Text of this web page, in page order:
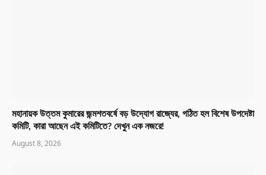
মহানায়ক উত্তম কুমারের জন্মশতবর্ষে বড় উদ্যোগ রাজ্যের, গঠিত হল বিশেষ উপদেষ্টা
কমিটি, কারা আছেন এই কমিটিতে? দেখুন এক নজরে!
August 8, 2026